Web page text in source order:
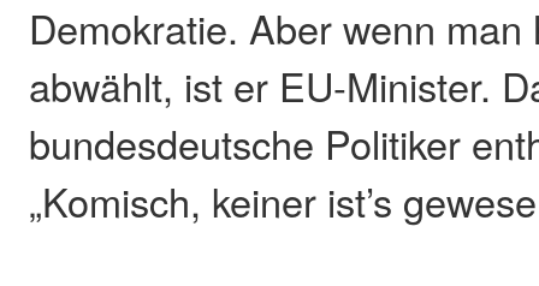
Demokratie. Aber wenn
abwählt, ist er EU-Minister.
bundesdeutsche Politiker
„Komisch, keiner ist’s